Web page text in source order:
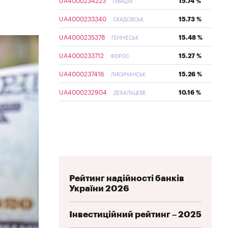
ЛІВАДІЯ
UA4000233340 СКАДОВСЬК 15.73 %
UA4000235378 ГЕНІЧЕСЬК 15.48 %
UA4000233712 ФОРОС 15.27 %
UA4000237416 ЛИСИЧАНСЬК 15.26 %
UA4000232904 ДЕБАЛЬЦЕВЕ 10.16 %
Рейтинг надійності банків
України 2026
Інвестиційний рейтинг – 2025